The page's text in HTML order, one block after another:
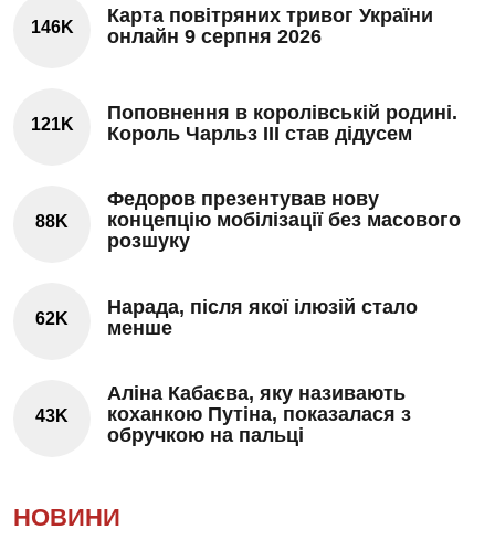
146K
Карта повітряних тривог України
онлайн 9 серпня 2026
121K
Поповнення в королівській родині.
Король Чарльз III став дідусем
88K
Федоров презентував нову
концепцію мобілізації без масового
розшуку
62K
Нарада, після якої ілюзій стало
менше
43K
Аліна Кабаєва, яку називають
коханкою Путіна, показалася з
обручкою на пальці
НОВИНИ